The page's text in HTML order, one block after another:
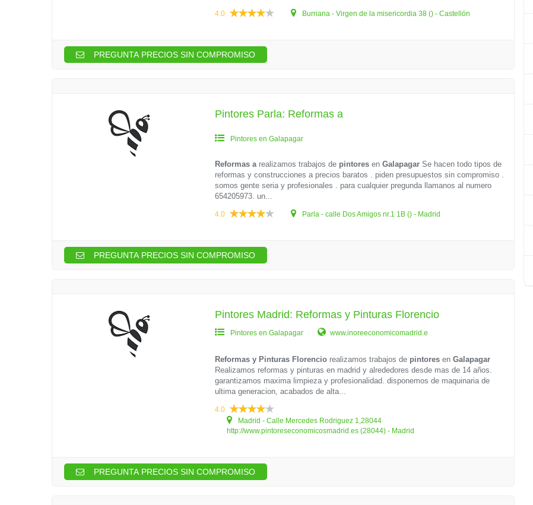
4.0 Burriana - Virgen de la misericordia 38 () - Castellón
PREGUNTA PRECIOS SIN COMPROMISO
Pintores Parla: Reformas a
Pintores en Galapagar
Reformas arealizamos trabajos de pintores enGalapagar Se hacen todo tipos de
reformas y construcciones a precios baratos . piden presupuestos sin compromiso .
somos gente seria y profesionales . para cualquier pregunda llamanos al numero
654205973. un...
4.0 Parla - calle Dos Amigos nr.1 1B () - Madrid
PREGUNTA PRECIOS SIN COMPROMISO
Pintores Madrid: Reformas y Pinturas Florencio
Pintores en Galapagar www.inoreeconomicomadrid.e
Reformas y Pinturas Florencio realizamos trabajos de pintores enGalapagar
Realizamos reformas y pinturas en madrid y alrededores desde mas de 14 años.
garantizamos maxima limpieza y profesionalidad. disponemos de maquinaria de
ultima generacion, acabados de alta...
4.0
Madrid - Calle Mercedes Rodriguez 1,28044
http://www.pintoreseconomicosmadrid.es (28044) - Madrid
PREGUNTA PRECIOS SIN COMPROMISO